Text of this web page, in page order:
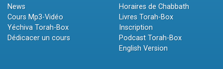
News
Cours Mp3-Vidéo
Yéchiva Torah-Box
Dédicacer un cours
Horaires de Chabbath
Livres Torah-Box
Inscription
Podcast Torah-Box
English Version